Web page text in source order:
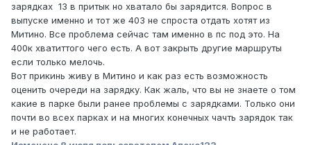
зарядках 13 в притык но хватало бы зарядится. Вопрос в
выпуске именно и тот же 403 не спроста отдать хотят из
Митино. Все проблема сейчас там именно в пс под это. На
400к хватиттого чего есть. А вот закрыть другие маршруты
если только мелочь.
Вот прикинь живу в Митино и как раз есть возможность
оценить очереди на зарядку. Как жаль, что вы не знаете о том
какие в парке были ранее проблемы с зарядками. Только они
почти во всех парках и на многих конечных чачть зарядок так
и не работает.